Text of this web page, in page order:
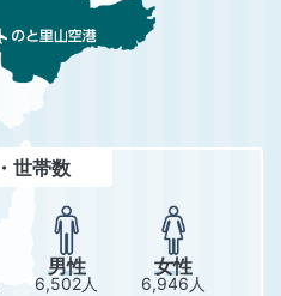
世帯数
男性
6,502人
女性
6,946人